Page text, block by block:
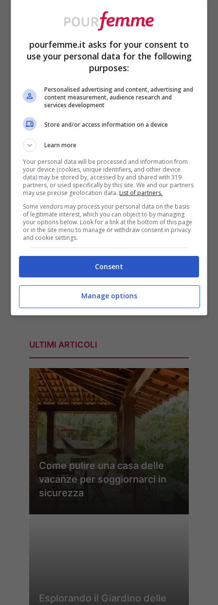
Sono 3 i segni zodiacali
destinati a dare ordini
tutta la vita perché
realmente in grado di
farlo
ULTIMI ARTICOLI
Come pulire una casa delle
vacanze per soggiornarci in
sicurezza
Esplorando il Giardino delle
pourfemme.it asks for your consent to
use your personal data for the following
purposes:
Personalised advertising and content, advertising and
content measurement, audience research and
services development
Store and/or access information on a device
Learn more
Your personal data will be processed and information from
your device (cookies, unique identifiers, and other device
data) may be stored by, accessed by and shared with 319
partners, or used specifically by this site. We and our partners
may use precise geolocation data. List of partners.
Some vendors may process your personal data on the basis
of legitimate interest, which you can object to by managing
your options below. Look for a link at the bottom of this page
or in the site menu to manage or withdraw consent in privacy
and cookie settings.
Consent
Manage options